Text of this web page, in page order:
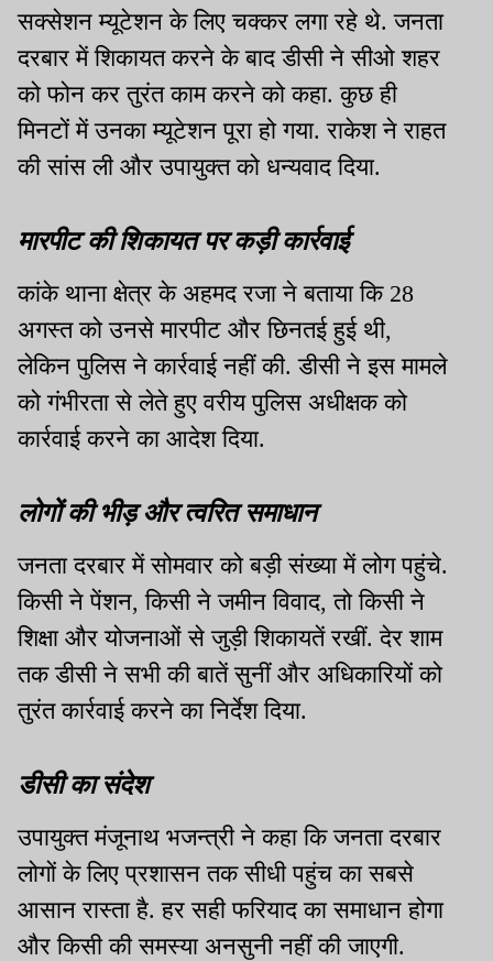
सक्सेशन म्यूटेशन के लिए चक्कर लगा रहे थे. जनता
दरबार में शिकायत करने के बाद डीसी ने सीओ शहर
को फोन कर तुरंत काम करने को कहा. कुछ ही
मिनटों में उनका म्यूटेशन पूरा हो गया. राकेश ने राहत
की सांस ली और उपायुक्त को धन्यवाद दिया.
मारपीट की शिकायत पर कड़ी कार्रवाई
कांके थाना क्षेत्र के अहमद रजा ने बताया कि 28
अगस्त को उनसे मारपीट और छिनतई हुई थी,
लेकिन पुलिस ने कार्रवाई नहीं की. डीसी ने इस मामले
को गंभीरता से लेते हुए वरीय पुलिस अधीक्षक को
कार्रवाई करने का आदेश दिया.
लोगों की भीड़ और त्वरित समाधान
जनता दरबार में सोमवार को बड़ी संख्या में लोग पहुंचे.
किसी ने पेंशन, किसी ने जमीन विवाद, तो किसी ने
शिक्षा और योजनाओं से जुड़ी शिकायतें रखीं. देर शाम
तक डीसी ने सभी की बातें सुनीं और अधिकारियों को
तुरंत कार्रवाई करने का निर्देश दिया.
डीसी का संदेश
उपायुक्त मंजूनाथ भजन्त्री ने कहा कि जनता दरबार
लोगों के लिए प्रशासन तक सीधी पहुंच का सबसे
आसान रास्ता है. हर सही फरियाद का समाधान होगा
और किसी की समस्या अनसुनी नहीं की जाएगी.